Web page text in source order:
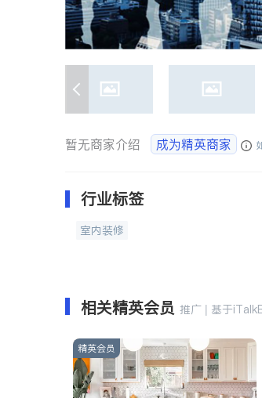
暂无商家介绍 成为精英商家
行业标签
室内装修
相关精英会员 推广 | 基于
精英会员